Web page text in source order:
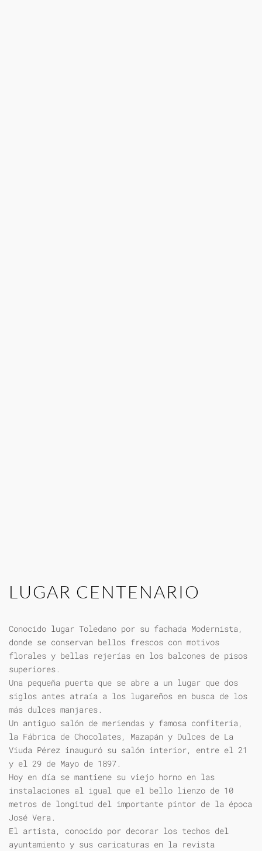
LUGAR CENTENARIO
Conocido lugar Toledano por su fachada Modernista,
donde se conservan bellos frescos con motivos
florales y bellas rejerías en los balcones de pisos
superiores.
Una pequeña puerta que se abre a un lugar que dos
siglos antes atraía a los lugareños en busca de los
más dulces manjares.
Un antiguo salón de meriendas y famosa confitería,
la Fábrica de Chocolates, Mazapán y Dulces de La
Viuda Pérez inauguró su salón interior, entre el 21
y el 29 de Mayo de 1897.
Hoy en día se mantiene su viejo horno en las
instalaciones al igual que el bello lienzo de 10
metros de longitud del importante pintor de la época
José Vera.
El artista, conocido por decorar los techos del
ayuntamiento y sus caricaturas en la revista